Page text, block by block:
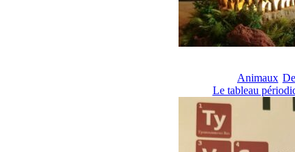
Animaux
Le tableau